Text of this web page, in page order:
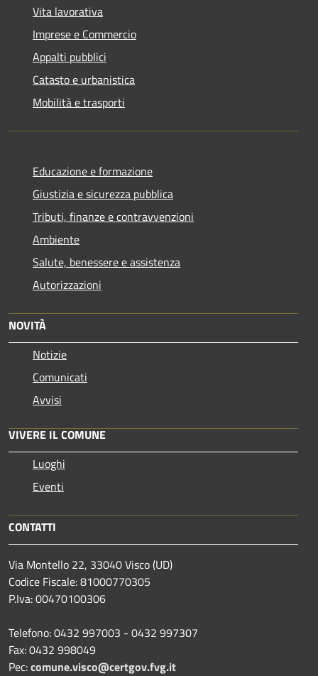
Vita lavorativa
Imprese e Commercio
Appalti pubblici
Catasto e urbanistica
Mobilità e trasporti
Educazione e formazione
Giustizia e sicurezza pubblica
Tributi, finanze e contravvenzioni
Ambiente
Salute, benessere e assistenza
Autorizzazioni
NOVITÀ
Notizie
Comunicati
Avvisi
VIVERE IL COMUNE
Luoghi
Eventi
CONTATTI
Via Montello 22, 33040 Visco (UD)
Codice Fiscale: 81000770305
P.Iva: 00470100306
Telefono: 0432 997003 - 0432 997307
Fax: 0432 998049
Pec:comune.visco@certgov.fvg.it